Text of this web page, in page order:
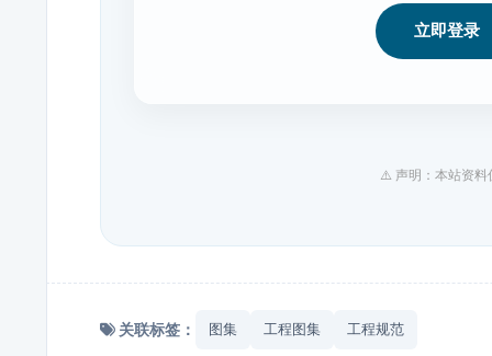
立即登录
⚠️ 声明：本站资料
关联标签： 图集 工程图集 工程规范